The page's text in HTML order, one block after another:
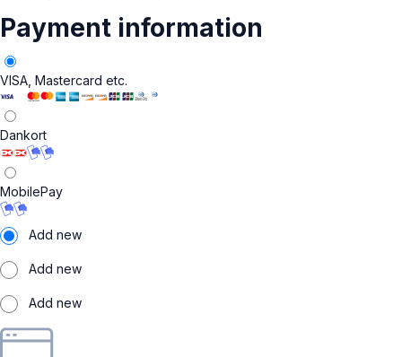
Payment information
VISA, Mastercard etc.
Dankort
MobilePay
Add new
Add new
Add new